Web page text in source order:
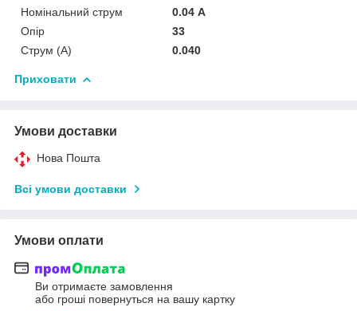
Номінальний струм
0.04 А
Опір
33
Струм (A)
0.040
Приховати
Умови доставки
Нова Пошта
Всі умови доставки
Умови оплати
Ви отримаєте замовлення
або гроші повернуться на вашу картку